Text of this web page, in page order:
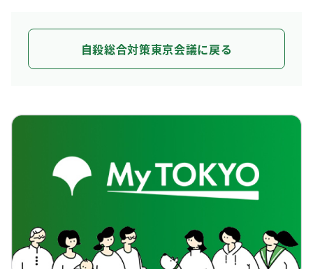
自殺総合対策東京会議に戻る